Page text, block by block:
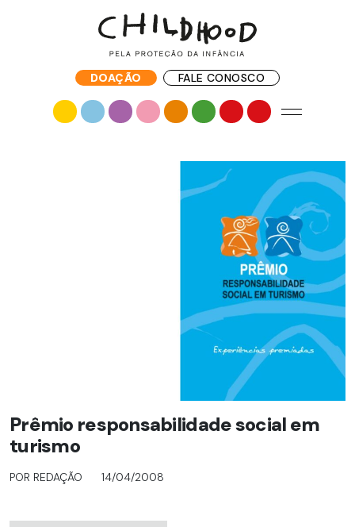
DOAÇÃO FALE CONOSCO
Prêmio responsabilidade social em
turismo
POR REDAÇÃO 14/04/2008